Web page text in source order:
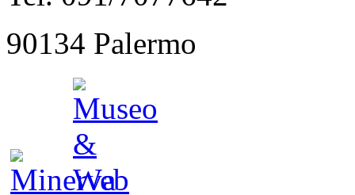
90134 Palermo